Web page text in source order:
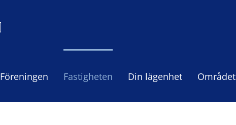
Föreningen Fastigheten Din lägenhet Området